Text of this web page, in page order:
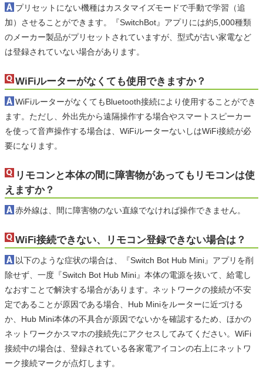
プリセットにない機種はカスタマイズモードで手動で学習（追
加）させることができます。『SwitchBot』アプリには約5,000種類
のメーカー製品がプリセットされていますが、型式が古い家電など
は登録されていない場合があります。
WiFiルーターがなくても使用できますか？
WiFiルーターがなくてもBluetooth接続により使用することができ
ます。ただし、外出先から遠隔操作する場合やスマートスピーカー
を使って音声操作する場合は、WiFiルーターないしはWiFi接続が必
要になります。
リモコンと本体の間に障害物があってもリモコンは使
えますか？
赤外線は、間に障害物のない直線でなければ操作できません。
WiFi接続できない、リモコン登録できない場合は？
以下のような症状の場合は、『Switch Bot Hub Mini』アプリを削
除せず、一度『Switch Bot Hub Mini』本体の電源を抜いて、給電し
なおすことで解決する場合があります。ネットワークの接続が不安
定であることが原因である場合、Hub Miniをルーターに近づける
か、Hub Mini本体の不具合が原因でないかを確認するため、ほかの
ネットワークかスマホの接続先にアクセスしてみてください。WiFi
接続中の場合は、登録されている各家電アイコンの右上にネットワ
ーク接続マークが点灯します。